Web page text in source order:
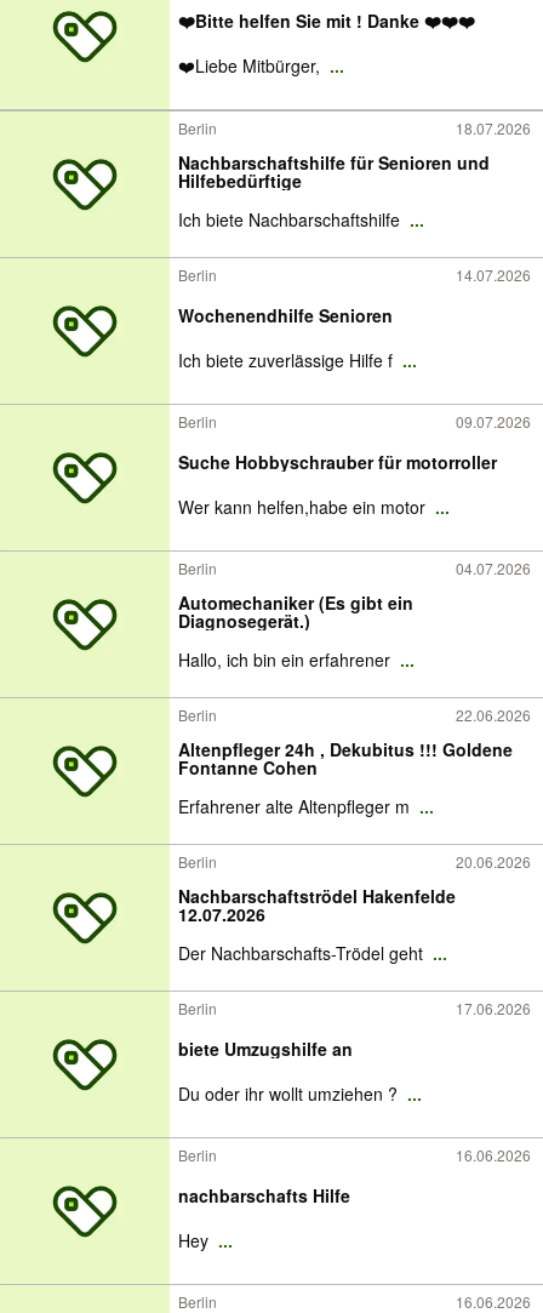
❤️Bitte helfen Sie mit ! Danke ❤️❤️❤️
❤️Liebe Mitbürger, ...
Berlin 18.07.2026
Nachbarschaftshilfe für Senioren und
Hilfebedürftige
Ich biete Nachbarschaftshilfe ...
Berlin 14.07.2026
Wochenendhilfe Senioren
Ich biete zuverlässige Hilfe f ...
Berlin 09.07.2026
Suche Hobbyschrauber für motorroller
Wer kann helfen,habe ein motor ...
Berlin 04.07.2026
Automechaniker (Es gibt ein
Diagnosegerät.)
Hallo, ich bin ein erfahrener ...
Berlin 22.06.2026
Altenpfleger 24h , Dekubitus !!! Goldene
Fontanne Cohen
Erfahrener alte Altenpfleger m ...
Berlin 20.06.2026
Nachbarschaftströdel Hakenfelde
12.07.2026
Der Nachbarschafts-Trödel geht ...
Berlin 17.06.2026
biete Umzugshilfe an
Du oder ihr wollt umziehen ? ...
Berlin 16.06.2026
nachbarschafts Hilfe
Hey ...
Berlin 16.06.2026